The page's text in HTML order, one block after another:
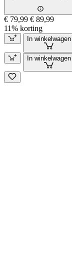
€ 79,99 € 89,99
11% korting
In winkelwagen
In winkelwagen